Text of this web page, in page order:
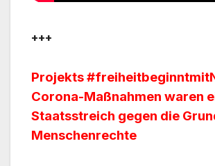
+++
Projekts
Corona-Maßnahmen waren
Staatsstreich gegen die
Menschenrechte